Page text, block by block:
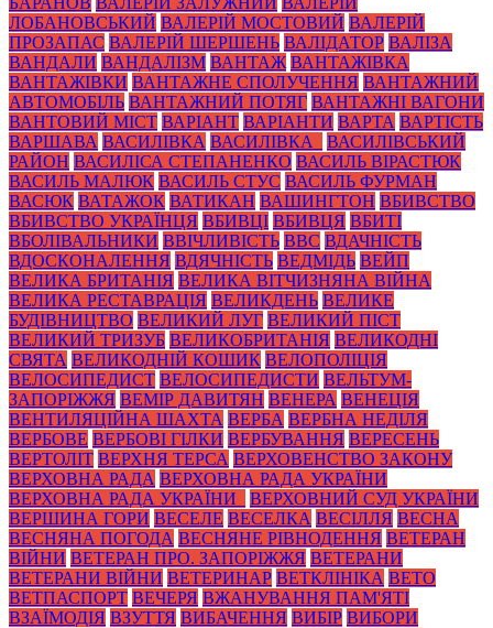
ЛОБАНОВСЬКИЙ ВАЛЕРІЙ МОСТОВИЙ ВАЛЕРІЙ
ПРОЗАПАС ВАЛЕРІЙ ШЕРШЕНЬ ВАЛІДАТОР ВАЛІЗА
ВАНДАЛИ ВАНДАЛІЗМ ВАНТАЖ ВАНТАЖІВКА
ВАНТАЖІВКИ ВАНТАЖНЕ СПОЛУЧЕННЯ ВАНТАЖНИЙ
АВТОМОБІЛЬ ВАНТАЖНИЙ ПОТЯГ ВАНТАЖНІ ВАГОНИ
ВАНТОВИЙ МІСТ ВАРІАНТ ВАРІАНТИ ВАРТА ВАРТІСТЬ
ВАРШАВА ВАСИЛІВКА ВАСИЛІВКА_
ВАСИЛІВСЬКИЙ
РАЙОН ВАСИЛІСА СТЕПАНЕНКО ВАСИЛЬ ВІРАСТЮК
ВАСИЛЬ МАЛЮК ВАСИЛЬ СТУС ВАСИЛЬ ФУРМАН
ВАСЮК ВАТАЖОК ВАТИКАН ВАШИНГТОН ВБИВСТВО
ВБИВСТВО УКРАЇНЦЯ ВБИВЦІ ВБИВЦЯ ВБИТІ
ВБОЛІВАЛЬНИКИ ВВІЧЛИВІСТЬ ВВС ВДАЧНІСТЬ
ВДОСКОНАЛЕННЯ ВДЯЧНІСТЬ ВЕДМІДЬ ВЕЙП
ВЕЛИКА БРИТАНІЯ ВЕЛИКА ВІТЧИЗНЯНА ВІЙНА
ВЕЛИКА РЕСТАВРАЦІЯ ВЕЛИКДЕНЬ ВЕЛИКЕ
БУДІВНИЦТВО ВЕЛИКИЙ ЛУГ ВЕЛИКИЙ ПІСТ
ВЕЛИКИЙ ТРИЗУБ ВЕЛИКОБРИТАНІЯ ВЕЛИКОДНІ
СВЯТА ВЕЛИКОДНІЙ КОШИК ВЕЛОПОЛІЦІЯ
ВЕЛОСИПЕДИСТ ВЕЛОСИПЕДИСТИ ВЕЛЬТУМ-
ЗАПОРІЖЖЯ ВЕМІР ДАВИТЯН ВЕНЕРА ВЕНЕЦІЯ
ВЕНТИЛЯЦІЙНА ШАХТА ВЕРБА ВЕРБНА НЕДІЛЯ
ВЕРБОВЕ ВЕРБОВІ ГІЛКИ ВЕРБУВАННЯ ВЕРЕСЕНЬ
ВЕРТОЛІТ ВЕРХНЯ ТЕРСА ВЕРХОВЕНСТВО ЗАКОНУ
ВЕРХОВНА РАДА ВЕРХОВНА РАДА УКРАЇНИ
ВЕРХОВНА РАДА УКРАЇНИ_
ВЕРХОВНИЙ СУД УКРАЇНИ
ВЕРШИНА ГОРИ ВЕСЕЛЕ ВЕСЕЛКА ВЕСІЛЛЯ ВЕСНА
ВЕСНЯНА ПОГОДА ВЕСНЯНЕ РІВНОДЕННЯ ВЕТЕРАН
ВІЙНИ ВЕТЕРАН ПРО. ЗАПОРІЖЖЯ ВЕТЕРАНИ
ВЕТЕРАНИ ВІЙНИ ВЕТЕРИНАР ВЕТКЛІНІКА ВЕТО
ВЕТПАСПОРТ ВЕЧЕРЯ ВЖАНУВАННЯ ПАМ'ЯТІ
ВЗАЇМОДІЯ ВЗУТТЯ ВИБАЧЕННЯ ВИБІР ВИБОРИ